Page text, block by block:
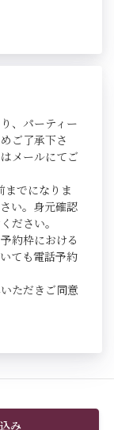
、パーティー
ご了承下さ
メールにてご
でになりま
い。身元確認
ださい。
約枠における
ても電話予約
ただきご同意
み